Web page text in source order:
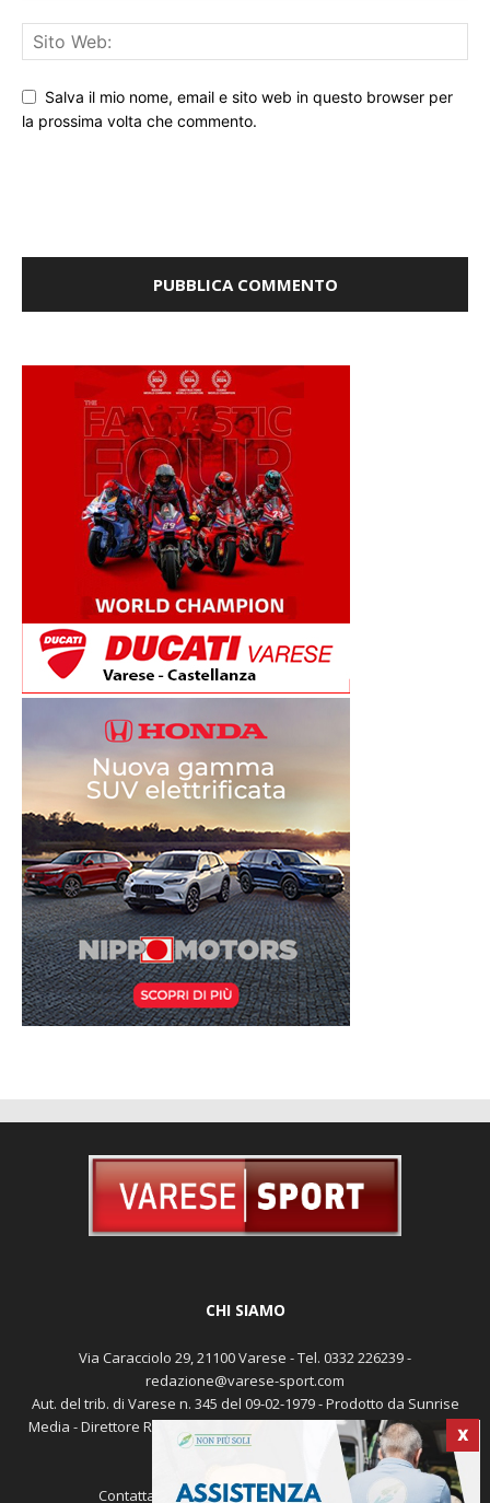
Salva il mio nome, email e sito web in questo browser per
la prossima volta che commento.
X
CHI SIAMO
Via Caracciolo 29, 21100 Varese - Tel. 0332 226239 -
redazione@varese-sport.com
Aut. del trib. di Varese n. 345 del 09-02-1979 - Prodotto da Sunrise
Media - Direttore Responsabile: Michele Marocco -Cookie policy
Pubblicità
Contattaci: redazione@varese-sport.com